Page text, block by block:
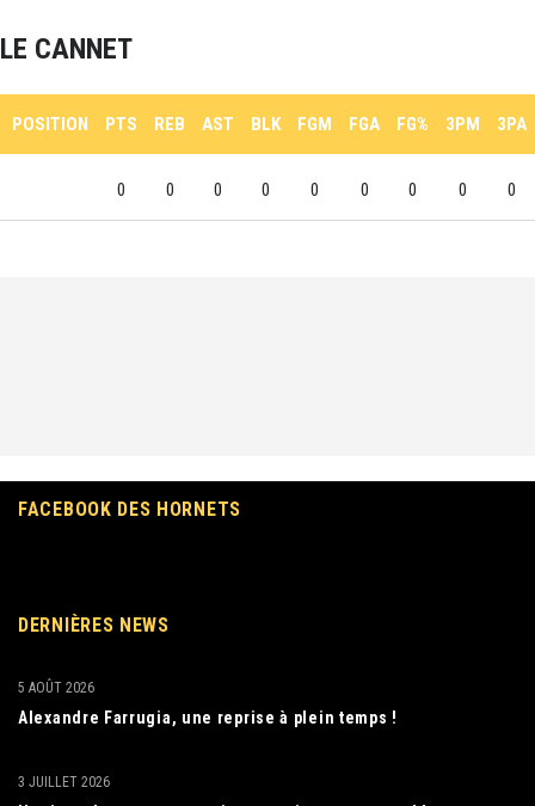
LE CANNET
POSITION PTS REB AST BLK FGM FGA FG% 3PM 3PA
0 0 0 0 0 0 0 0 0
FACEBOOK DES HORNETS
DERNIÈRES NEWS
Alexandre Farrugia, une reprise à plein temps !
5 AOÛT 2026
3 JUILLET 2026